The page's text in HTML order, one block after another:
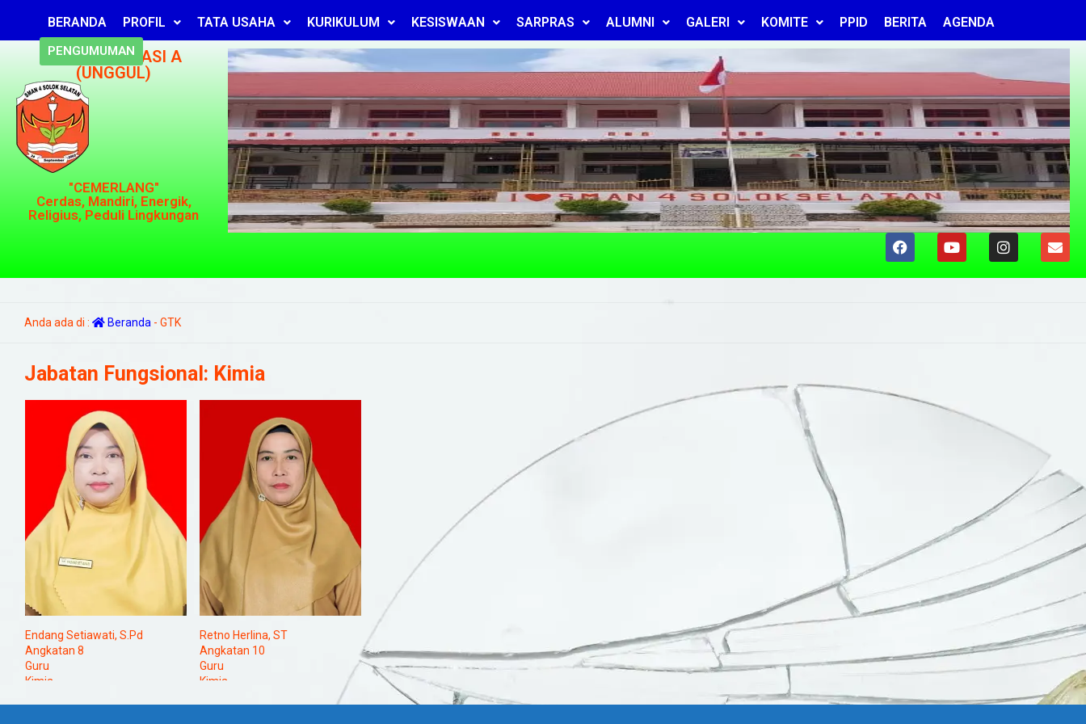
BERANDA PROFIL TATA USAHA KURIKULUM KESISWAAN SARPRAS ALUMNI GALERI KOMITE PPID BERITA AGENDA
PENGUMUMAN
TERAKREDITASI A
(UNGGUL)
"CEMERLANG"
Cerdas, Mandiri, Energik,
Religius, Peduli Lingkungan
Anda ada di : Beranda - GTK
Jabatan Fungsional: Kimia
Endang Setiawati, S.Pd
Angkatan 8
Guru
Kimia
Retno Herlina, ST
Angkatan 10
Guru
Kimia